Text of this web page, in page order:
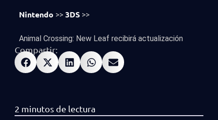
Nintendo >> 3DS >>
Animal Crossing: New Leaf recibirá actualización
Compartir: